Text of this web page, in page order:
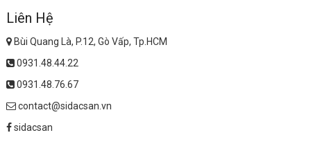
Liên Hệ
Bùi Quang Là, P.12, Gò Vấp, Tp.HCM
0931.48.44.22
0931.48.76.67
contact@sidacsan.vn
sidacsan